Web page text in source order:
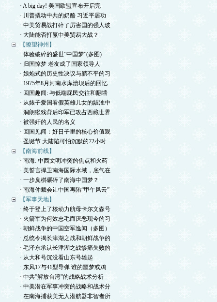
· A big day! 美国欧盟宣布开启完
· 川普撬动中共的奶酪 习近平居功
· 中美贸易战打碎了厉害国的强人玻
· 大陆能否打赢中美贸易大战？
【瞭望神州】
· 体验破碎的盛世”中国梦”(多图)
· 归国惊梦 老友成了国家领导人
· 娘炮式的历史性决议与躺不平的习
· 1975年8月河南水库溃坝后的回忆
· 回国趣闻: 与低端屁民交往和翻墙
· 从婊子爱国看假英雄儿女的龌浊中
· 洞朗猴戏背后印军已攻占西藏世界
· 被强奸的人民的名义
· 回国见闻：好日子里的核心价值观
· 圣诞节 大陆陷可怕沉默的72小时
【南海前线】
· 南海: 中西文明冲突的焦点和火药
· 美誓言捍卫南海国际水域，底气在
· 一步臭棋碾碎了南海中国梦？
· 南海仲裁会让中国再陷“甲午风云”
【军事天地】
· 终于登上了核动力航母卡尔文森号
· 火箭军为何效忠毛而厌恶现今的习
· 朝鲜战争的中国空军逸闻（多图）
· 总统令揭长津湖之战和朝鲜战争的
· 毛泽东承认长津湖之战惨痛失败的
· 从大和号沉没看山东号雄起
· 东风17与41型导弹 谁的噩梦或鸡
· 中共”解放台湾”的战略战术分析
· 中美潜在军事冲突的战略和战术分
· 在南海捕获美无人潜航器非智者所